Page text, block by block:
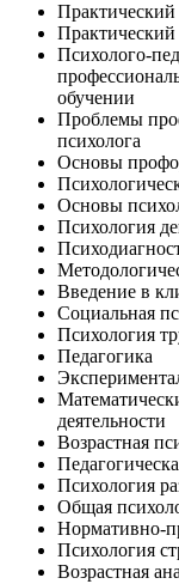
Практический
Практический
Психолого-
обучении
Проблемы
психолога
Основы
Основы
Психология
Введение в
Социальная
Психология
Педагогика
деятельности
Возрастная
Психология
Общая
Нормативно-
Психология
Возрастная